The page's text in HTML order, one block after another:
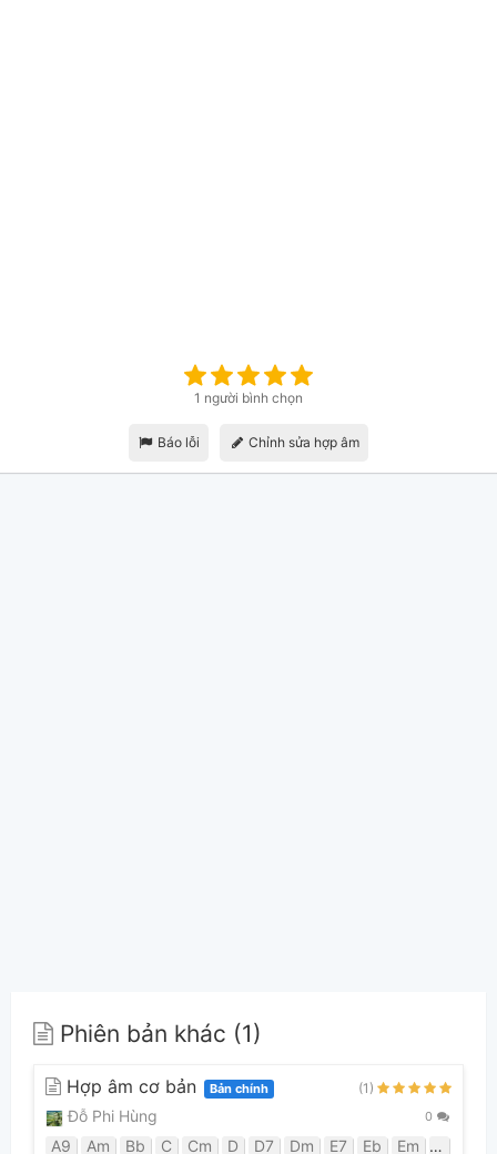
1 người bình chọn
Báo lỗi Chỉnh sửa hợp âm
Phiên bản khác (1)
Hợp âm cơ bản Bản chính (1)
Đỗ Phi Hùng 0
A9 Am Bb C Cm D D7 Dm E7 Eb Em F